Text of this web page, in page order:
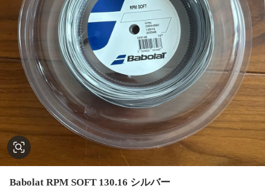
Babolat RPM SOFT 130.16 シルバー